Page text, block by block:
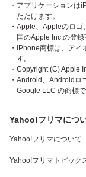
・アプリケーション
ただけます。
・Apple、Appleのロ
国のApple Inc.の登録
・iPhone商標は、ア
す。
・Copyright (C) Apple
・Android、Androidロ
Google LLC の商標で
Yahoo!フリマにつ
Yahoo!フリマについて
Yahoo!フリマトピック